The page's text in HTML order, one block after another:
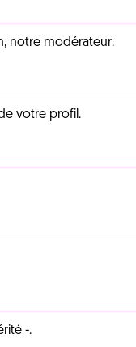
notre modérateur.
votre profil.
-.